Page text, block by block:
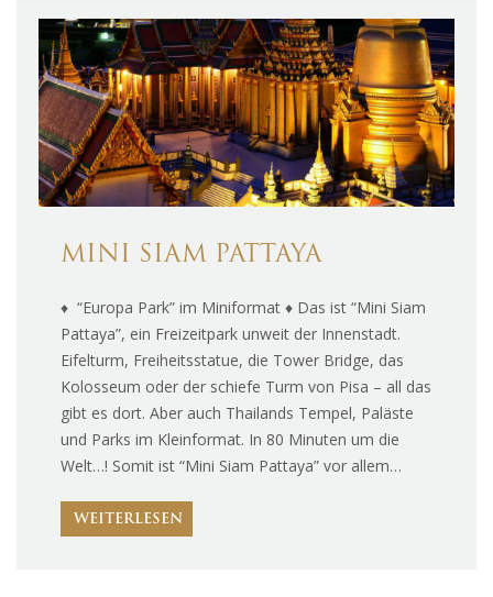
MINI SIAM PATTAYA
♦ “Europa Park” im Miniformat ♦ Das ist “Mini Siam
Pattaya”, ein Freizeitpark unweit der Innenstadt.
Eifelturm, Freiheitsstatue, die Tower Bridge, das
Kolosseum oder der schiefe Turm von Pisa – all das
gibt es dort. Aber auch Thailands Tempel, Paläste
und Parks im Kleinformat. In 80 Minuten um die
Welt…! Somit ist “Mini Siam Pattaya” vor allem…
WEITERLESEN